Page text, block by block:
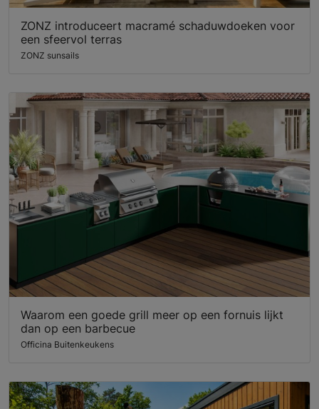
ZONZ introduceert macramé schaduwdoeken voor
een sfeervol terras
ZONZ sunsails
Waarom een goede grill meer op een fornuis lijkt
dan op een barbecue
Officina Buitenkeukens